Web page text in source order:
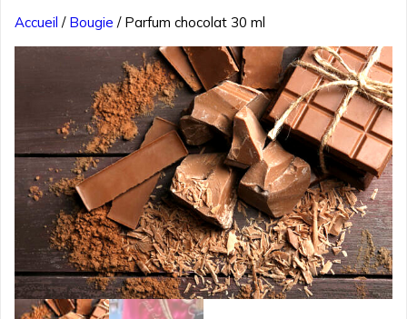
Accueil / Bougie / Parfum chocolat 30 ml